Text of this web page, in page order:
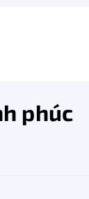
phúc